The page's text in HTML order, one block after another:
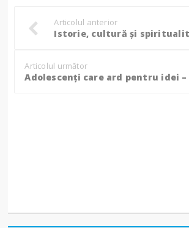
Articolul anterior
Articolul următor